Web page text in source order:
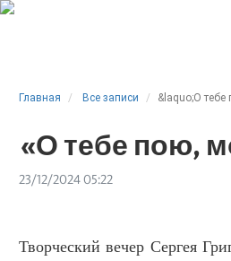
Главная Все записи &laquo;О
«О тебе пою,
23/12/2024 05:22
Творческий вечер Сергея